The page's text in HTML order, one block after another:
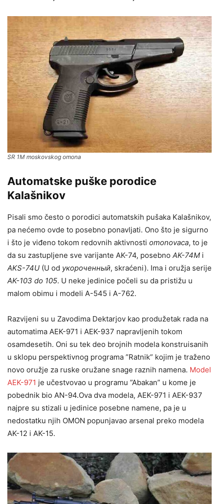
SR 1М moskovskog omona
Automatske puške porodice
Kalašnikov
Pisali smo često o porodici automatskih pušaka Kalašnikov,
pa nećemo ovde to posebno ponavljati. Ono što je sigurno
i što je viđeno tokom redovnih aktivnosti omonovaca, to je
da su zastupljene sve varijante AK-74, posebno AK-74M i
AKS-74U (U od укороченный, skraćeni). Ima i oružja serije
AK-103 do 105. U neke jedinice počeli su da pristižu u
malom obimu i modeli A-545 i A-762.
Razvijeni su u Zavodima Dektarjov kao produžetak rada na
automatima AEK-971 i AEK-937 napravljenih tokom
osamdesetih. Oni su tek deo brojnih modela konstruisanih
u sklopu perspektivnog programa ”Ratnik” kojim je traženo
novo oružje za ruske oružane snage raznih namena. Model
AEK-971 je učestvovao u programu ”Abakan” u kome je
pobednik bio AN-94.Ova dva modela, AEK-971 i AEK-937
najpre su stizali u jedinice posebne namene, pa je u
nedostatku njih OMON popunjavao arsenal preko modela
AK-12 i AK-15.